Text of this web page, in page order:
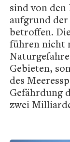
sind von
aufgrund
betroffen.
führen nicht
Gebieten,
des
Gefährdung
zwei